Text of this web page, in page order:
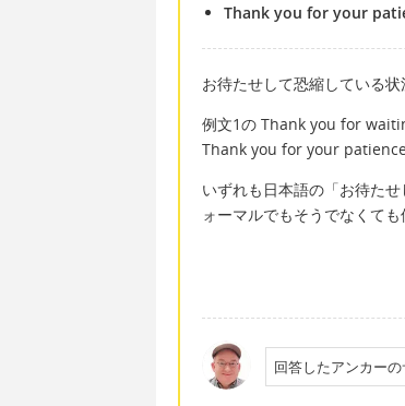
Thank you for your
お待たせして恐縮している
例文1の Thank you for
Thank you for your
いずれも日本語の「お待た
ォーマルでもそうでなくて
回答したアンカーの